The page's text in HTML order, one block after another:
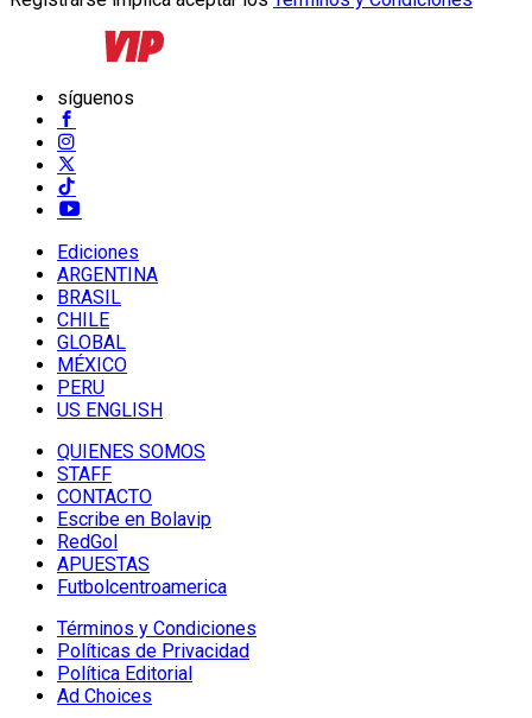
síguenos
Ediciones
ARGENTINA
BRASIL
CHILE
GLOBAL
MÉXICO
PERU
US ENGLISH
QUIENES SOMOS
STAFF
CONTACTO
Escribe en Bolavip
RedGol
APUESTAS
Futbolcentroamerica
Términos y Condiciones
Políticas de Privacidad
Política Editorial
Ad Choices